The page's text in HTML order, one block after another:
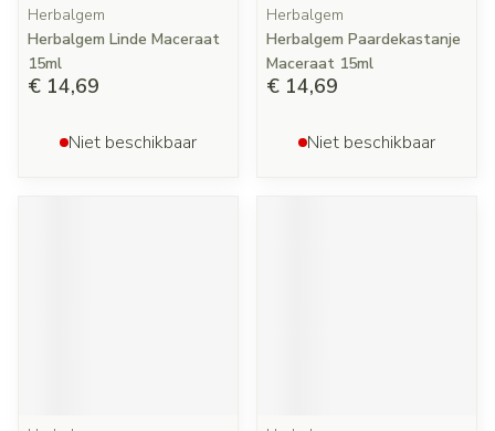
Herbalgem
Herbalgem Linde Maceraat
15ml
€ 14,69
Niet beschikbaar
Herbalgem
Herbalgem Paardekastanje
Maceraat 15ml
€ 14,69
Niet beschikbaar